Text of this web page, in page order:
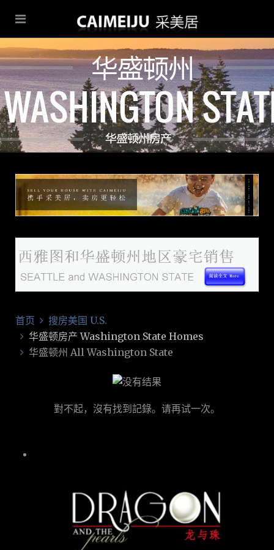
首页
搜房美国 U.S.
华盛顿房产 Washington State Homes
华盛顿州 All Washington State
對不起，沒有找到記錄。请再试一次。